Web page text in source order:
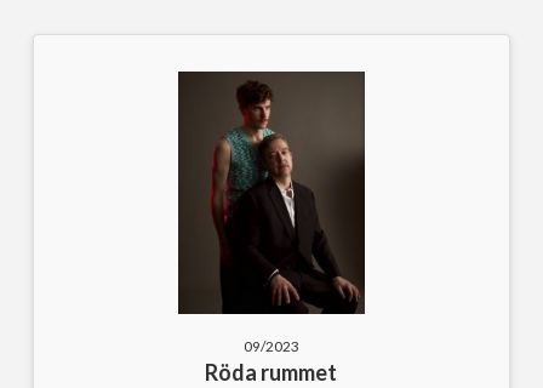
09/2023
Röda rummet